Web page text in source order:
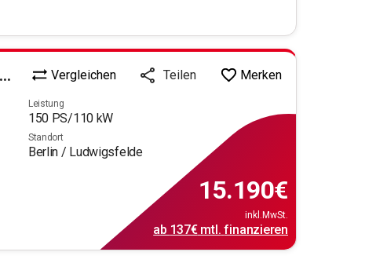
Vergleichen Teilen Merken
Leistung
150 PS/110 kW
Standort
Berlin / Ludwigsfelde
15.190€
inkl.MwSt.
ab 137€mtl. finanzieren